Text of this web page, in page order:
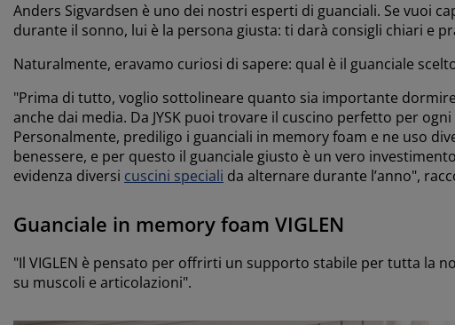
Anders Sigvardsen è uno dei nostri esperti di guanciali. Se vuoi
durante il sonno, lui è la persona giusta: ti darà consigli chiari e
Naturalmente, eravamo curiosi di sapere: qual è il guanciale
"Prima di tutto, voglio sottolineare quanto sia importante
anche dai media. Da JYSK puoi trovare il cuscino perfetto per
Personalmente, prediligo i guanciali in memory foam e ne uso
benessere, e per questo il guanciale giusto è un vero
evidenza diversi cuscini speciali da alternare durante l’anno",
Guanciale in memory foam VIGLEN
"Il VIGLEN è pensato per offrirti un supporto stabile per tutta la
su muscoli e articolazioni".